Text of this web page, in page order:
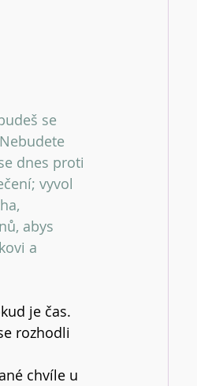
se
dnes proti
vyvol
abys
a
je čas.
rozhodli
chvíle u